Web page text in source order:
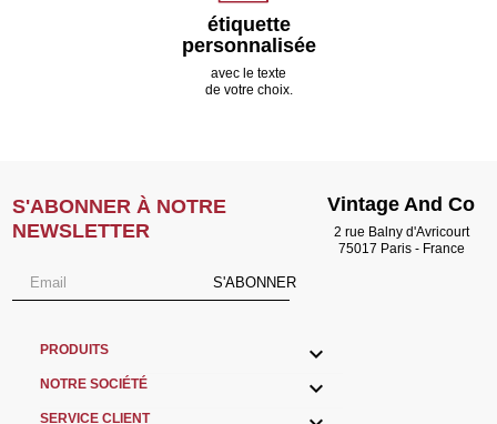
étiquette
personnalisée
avec le texte
de votre choix.
S'ABONNER À NOTRE
NEWSLETTER
S'ABONNER
PRODUITS 
NOTRE SOCIÉTÉ 
SERVICE CLIENT
Vintage And Co
2 rue Balny d'Avricourt
75017 Paris - France